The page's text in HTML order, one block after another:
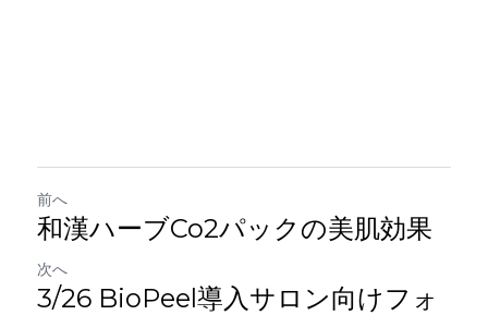
前へ
和漢ハーブCo2パックの美肌効果
次へ
3/26 BioPeel導入サロン向けフォ